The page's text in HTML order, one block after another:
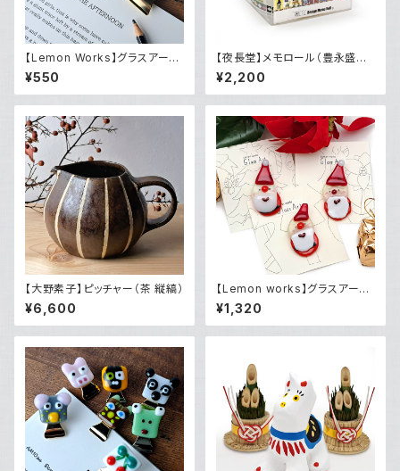
【Lemon Works】グラスアー
ト クリップ（大）
¥550
【夜長堂】メモロール（豊永盛人
あいうえおカルタ）
¥2,200
【大野素子】ピッチャー（茶 縦縞）
¥6,600
【Lemon works】グラスアート
サンタのブローチ
¥1,320